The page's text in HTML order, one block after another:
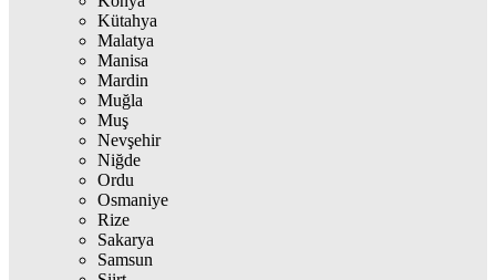
Kütahya
Malatya
Manisa
Mardin
Muğla
Muş
Nevşehir
Niğde
Ordu
Osmaniye
Rize
Sakarya
Samsun